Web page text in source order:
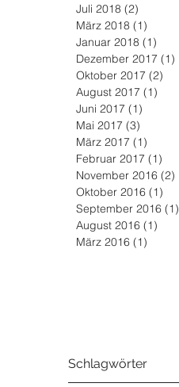
Juli 2018 (2)
März 2018 (1)
Januar 2018 (1)
Dezember 2017 (1)
Oktober 2017 (2)
August 2017 (1)
Juni 2017 (1)
Mai 2017 (3)
März 2017 (1)
Februar 2017 (1)
November 2016 (2)
Oktober 2016 (1)
September 2016 (1)
August 2016 (1)
März 2016 (1)
Schlagwörter